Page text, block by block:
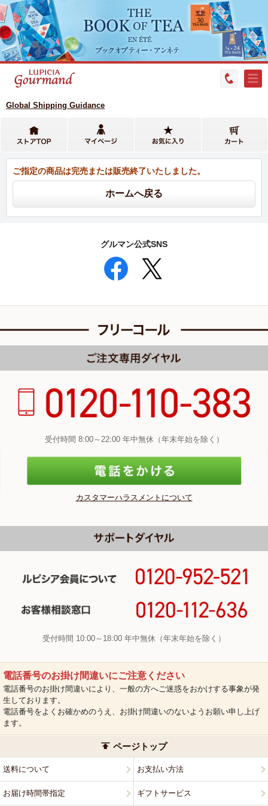
Global Shipping Guidance
ご指定の商品は完売または販売終了いたしました。
グルマン公式SNS
受付時間 8:00～22:00 年中無休（年末年始を除く）
カスタマーハラスメントについて
受付時間 10:00～18:00 年中無休（年末年始を除く）
電話番号のお掛け間違いにご注意ください
電話番号のお掛け間違いにより、一般の方へご迷惑をおかけする事象が発
生しております。
電話番号をよくお確かめのうえ、お掛け間違いのないようお願い申し上げ
ます。
ページトップ
送料について お支払い方法
お届け時間帯指定 ギフトサービス